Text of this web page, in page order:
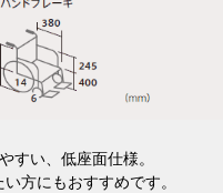
すい、低座面仕様。
方にもおすすめです。